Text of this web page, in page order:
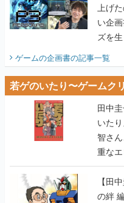
上げ
い企
ズを
ビュー
ゲームの企画書の記事一覧
若ゲのいたり〜ゲームク
田中
いた
智さ
重な
【田
の絆